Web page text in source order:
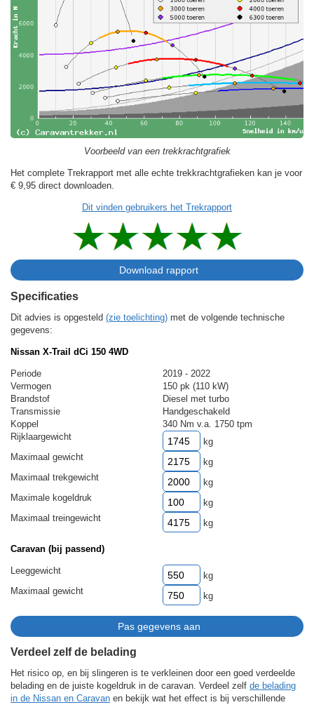
Voorbeeld van een trekkrachtgrafiek
Het complete Trekrapport met alle echte trekkrachtgrafieken kan je voor
€ 9,95 direct downloaden.
Dit vinden gebruikers het Trekrapport
Specificaties
Dit advies is opgesteld (zie toelichting) met de volgende technische
gegevens:
Nissan X-Trail dCi 150 4WD
Periode
2019 - 2022
Vermogen
150 pk (110 kW)
Brandstof
Diesel met turbo
Transmissie
Handgeschakeld
Koppel
340 Nm v.a. 1750 tpm
Rijklaargewicht
kg
Maximaal gewicht
kg
Maximaal trekgewicht
kg
Maximale kogeldruk
kg
Maximaal treingewicht
kg
Caravan (bij passend)
Leeggewicht
kg
Maximaal gewicht
kg
Verdeel zelf de belading
Het risico op, en bij slingeren is te verkleinen door een goed verdeelde
belading en de juiste kogeldruk in de caravan. Verdeel zelf de belading
in de Nissan en Caravan en bekijk wat het effect is bij verschillende